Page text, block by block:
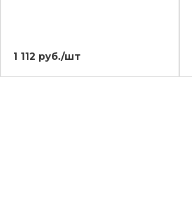
1 112 руб./шт